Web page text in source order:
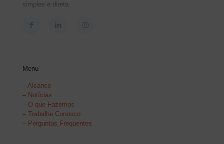
simples e direta.
Menu —
– Alcance
– Notícias
– O que Fazemos
– Trabalhe Conosco
– Perguntas Frequentes